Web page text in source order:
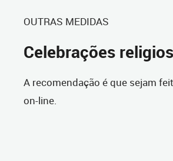
OUTRAS MEDIDAS
Celebrações
A recomendação é que sejam
on-line.